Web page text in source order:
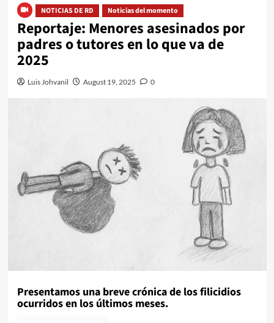
NOTICIAS DE RD Noticias del momento
Reportaje: Menores asesinados por
padres o tutores en lo que va de
2025
Luis Johvanil August 19, 2025 0
Presentamos una breve crónica de los filicidios
ocurridos en los últimos meses.